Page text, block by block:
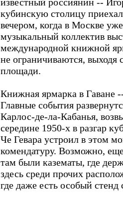
кубинскую столицу
вечером, когда в Москве
музыкальный коллектив
международной книжной
не ограничиваются, выходя
площади.
Книжная ярмарка в Гаване
Главные события
Карлос-де-ла-Кабанья,
середине 1950-х в разгар
Че Гевара устроил в этом
комендатуру. Возможно,
там были казематы, где
здесь среди прочих
где даже есть особый